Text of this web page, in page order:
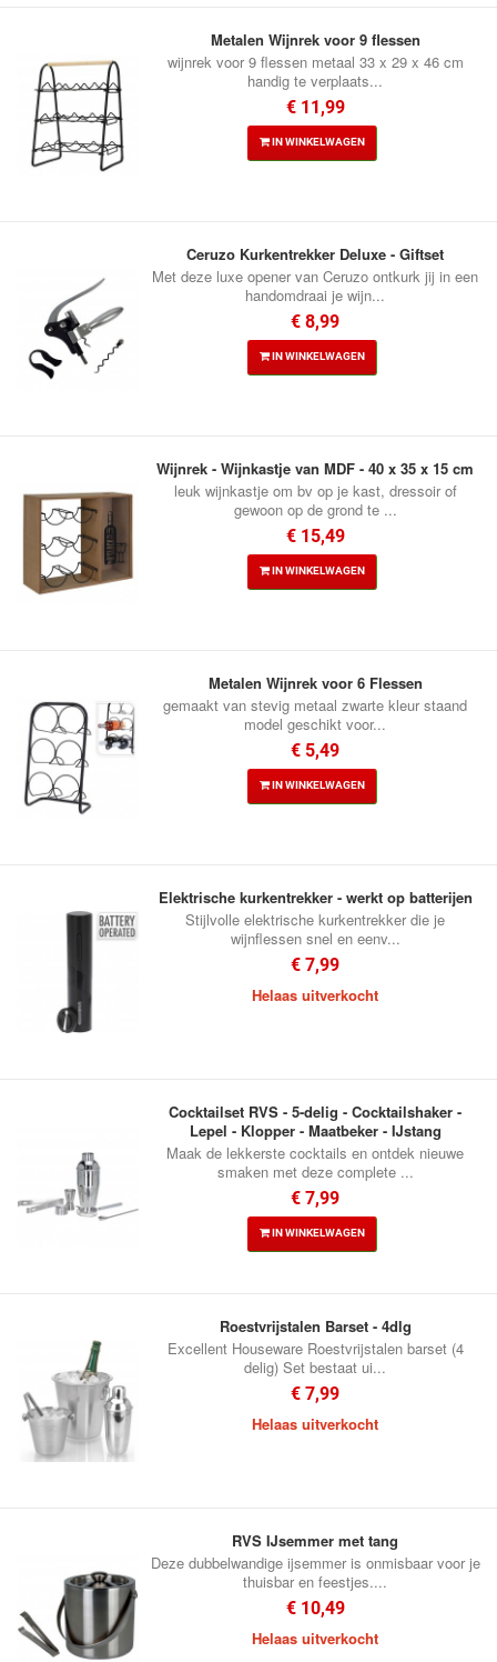
Metalen Wijnrek voor 9 flessen
wijnrek voor 9 flessen metaal 33 x 29 x 46 cm
handig te verplaats...
€ 11,99
IN WINKELWAGEN
Ceruzo Kurkentrekker Deluxe - Giftset
Met deze luxe opener van Ceruzo ontkurk jij in een
handomdraai je wijn...
€ 8,99
IN WINKELWAGEN
Wijnrek - Wijnkastje van MDF - 40 x 35 x 15 cm
leuk wijnkastje om bv op je kast, dressoir of
gewoon op de grond te ...
€ 15,49
IN WINKELWAGEN
Metalen Wijnrek voor 6 Flessen
gemaakt van stevig metaal zwarte kleur staand
model geschikt voor...
€ 5,49
IN WINKELWAGEN
Elektrische kurkentrekker - werkt op batterijen
Stijlvolle elektrische kurkentrekker die je
wijnflessen snel en eenv...
€ 7,99
Helaas uitverkocht
Cocktailset RVS - 5-delig - Cocktailshaker -
Lepel - Klopper - Maatbeker - IJstang
Maak de lekkerste cocktails en ontdek nieuwe
smaken met deze complete ...
€ 7,99
IN WINKELWAGEN
Roestvrijstalen Barset - 4dlg
Excellent Houseware Roestvrijstalen barset (4
delig) Set bestaat ui...
€ 7,99
Helaas uitverkocht
RVS IJsemmer met tang
Deze dubbelwandige ijsemmer is onmisbaar voor je
thuisbar en feestjes....
€ 10,49
Helaas uitverkocht